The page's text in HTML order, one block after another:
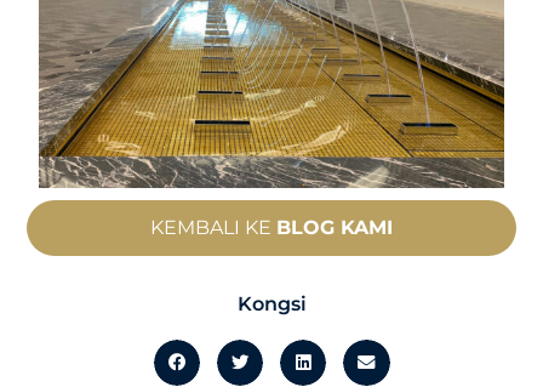
KEMBALI KE BLOG KAMI
Kongsi